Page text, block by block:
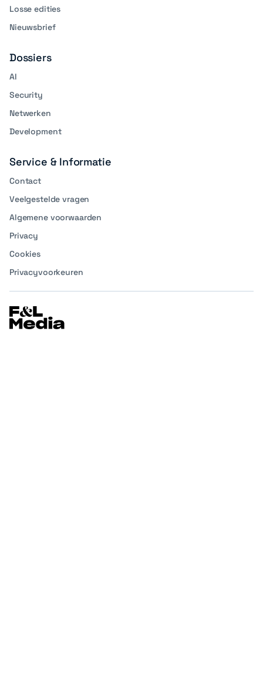
Losse edities
Nieuwsbrief
Dossiers
AI
Security
Netwerken
Development
Service & Informatie
Contact
Veelgestelde vragen
Algemene voorwaarden
Privacy
Cookies
Privacyvoorkeuren